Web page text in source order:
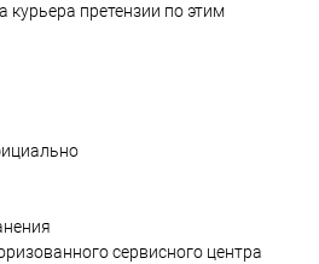
курьера претензии по этим
сервисного центра